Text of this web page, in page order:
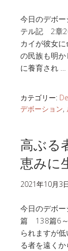
今日のデボ
テル記 2章
カイが彼女
の民族も明
に養育され …
カテゴリー:
デボーション,
高ぶる
恵みに
2021年10月3
今日のデボ
篇 138篇6～
られますが
る者を遠く